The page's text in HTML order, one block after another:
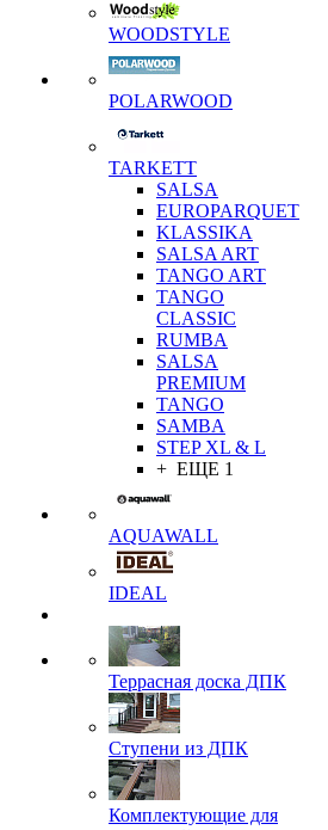
WOODSTYLE
POLARWOOD
TARKETT
SALSA
EUROPARQUET
KLASSIKA
SALSA ART
TANGO ART
TANGO
CLASSIC
RUMBA
SALSA
PREMIUM
TANGO
SAMBA
STEP XL & L
+ ЕЩЕ 1
AQUAWALL
IDEAL
Террасная доска ДПК
Ступени из ДПК
Комплектующие для